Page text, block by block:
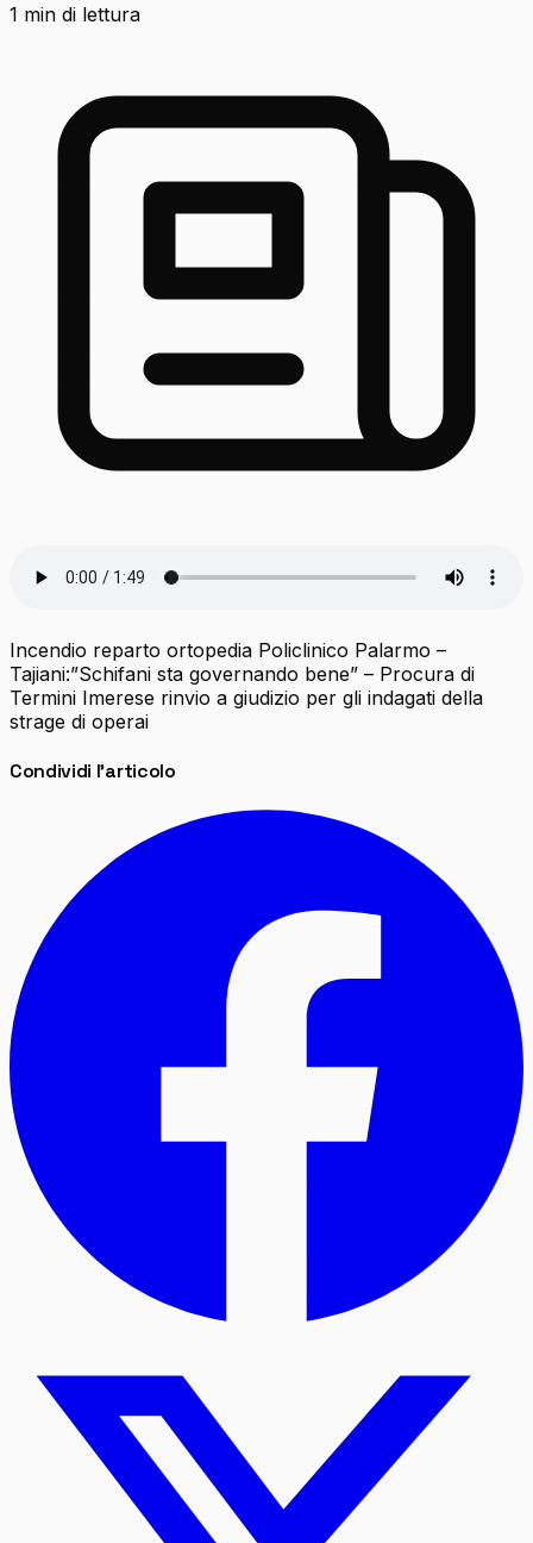
1 min di lettura
Incendio reparto ortopedia Policlinico Palarmo –
Tajiani:”Schifani sta governando bene” – Procura di
Termini Imerese rinvio a giudizio per gli indagati della
strage di operai
Condividi l'articolo